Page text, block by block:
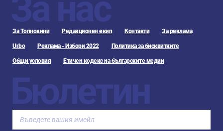
За Топновини Редакционен екип Контакти За реклама
Urbo Реклама - Избори 2022 Политика за бисквитките
Общи условия Етичен кодекс на българските медии
Бюлетин